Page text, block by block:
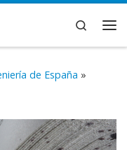
Search
de España »